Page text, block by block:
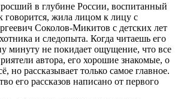
в глубине России, воспитанный
говорится, жила лицом к лицу с
Соколов-Микитов с детских лет
и следопыта. Когда читаешь его
минуту не покидает ощущение, что все
автора, его хорошие знакомые, о
но рассказывает только самое главное.
его рассказов написано от первого